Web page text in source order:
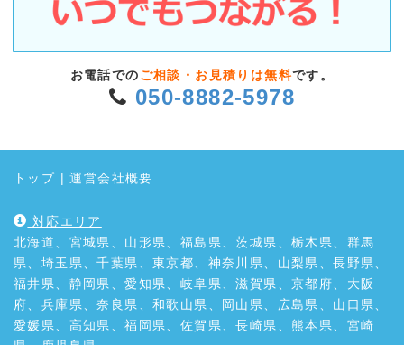
お電話での ご相談・お見積りは無料です。
050-8882-5978
トップ |運営会社概要
対応エリア
北海道、宮城県、山形県、福島県、茨城県、栃木県、群馬
県、埼玉県、千葉県、東京都、神奈川県、山梨県、長野県、
福井県、静岡県、愛知県、岐阜県、滋賀県、京都府、大阪
府、兵庫県、奈良県、和歌山県、岡山県、広島県、山口県、
愛媛県、高知県、福岡県、佐賀県、長崎県、熊本県、宮崎